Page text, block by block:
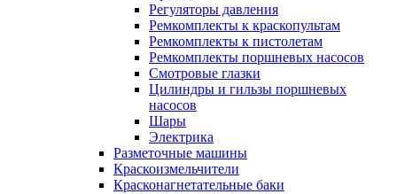
Регуляторы давления
Ремкомплекты к краскопультам
Ремкомплекты к пистолетам
Ремкомплекты поршневых насосов
Смотровые глазки
Цилиндры и гильзы поршневых
насосов
Шары
Электрика
Разметочные машины
Краскоизмельчители
Красконагнетательные баки